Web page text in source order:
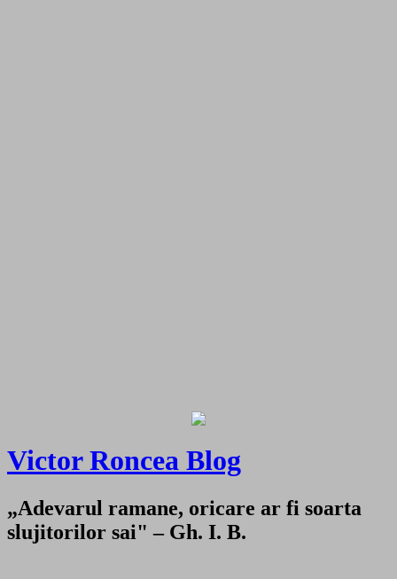
Victor Roncea Blog
„Adevarul ramane, oricare ar fi soarta
slujitorilor sai" – Gh. I. B.